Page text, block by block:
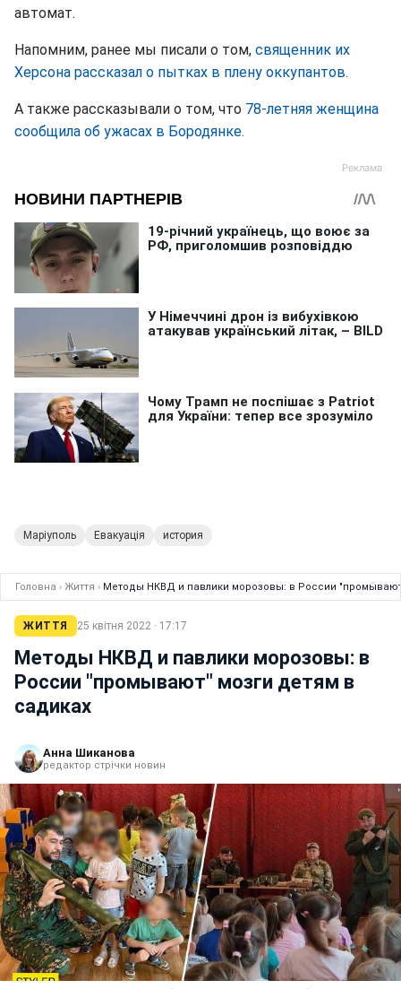
автомат.
Напомним, ранее мы писали о том, священник их
Херсона рассказал о пытках в плену оккупантов.
А также рассказывали о том, что 78-летняя женщина
сообщила об ужасах в Бородянке.
Маріуполь Евакуація история
Головна › Життя › Методы НКВД и павлики морозовы: в России
ЖИТТЯ 25 квітня 2022 · 17:17
Методы НКВД и павлики морозовы: в
России "промывают" мозги детям в
садиках
Анна Шиканова
редактор стрічки новин